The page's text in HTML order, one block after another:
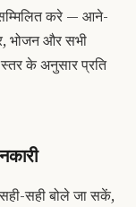
सम्मिलित करे — आने-
भोजन और सभी
के अनुसार प्रति
सही बोले जा सकें,